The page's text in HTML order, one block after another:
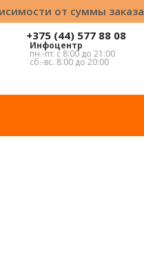
от суммы заказа
+375 (44) 577 88 08
Инфоцентр
пн.-пт. с 8:00 до 21:00
сб.-вс. 8:00 до 20:00